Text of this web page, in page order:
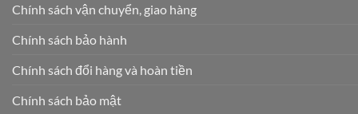
Chính sách vận chuyển, giao hàng
Chính sách bảo hành
Chính sách đổi hàng và hoàn tiền
Chính sách bảo mật